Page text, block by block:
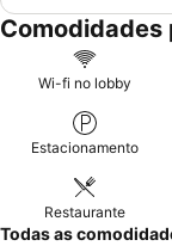
Comodidades
Wi-fi no lobby
Estacionamento
Restaurante
Todas as